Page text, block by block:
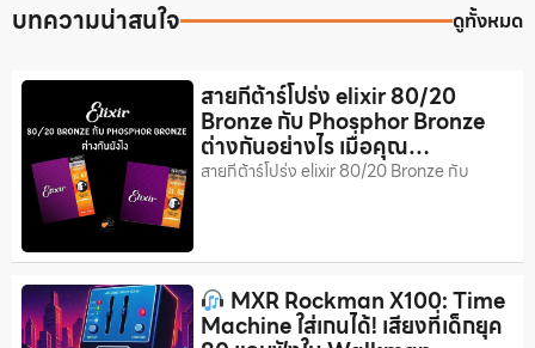
บทความน่าสนใจ ดูทั้งหมด
สายกีต้าร์โปร่ง elixir 80/20
Bronze กับ Phosphor Bronze
ต่างกันอย่างไร เมื่อคุณ…
สายกีต้าร์โปร่ง elixir 80/20 Bronze กับ
MXR Rockman X100: Time
Machine ใส่เกนได้! เสียงที่เด็กยุค